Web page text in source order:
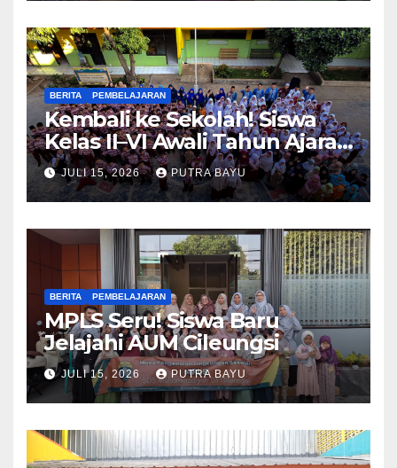
BERITA PEMBELAJARAN
Kembali ke Sekolah! Siswa
Kelas II–VI Awali Tahun Ajaran
Baru
JULI 15, 2026 PUTRA BAYU
BERITA PEMBELAJARAN
MPLS Seru! Siswa Baru
Jelajahi AUM Cileungsi
JULI 15, 2026 PUTRA BAYU